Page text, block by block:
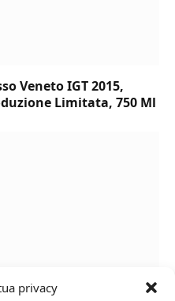
privacy
Veneto IGT 2015,
Limitata, 750 Ml